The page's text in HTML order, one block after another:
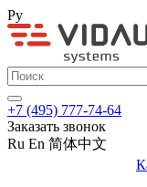
Ру
+7 (495) 777-74-64
Заказать звонок
Ru En 简体中文